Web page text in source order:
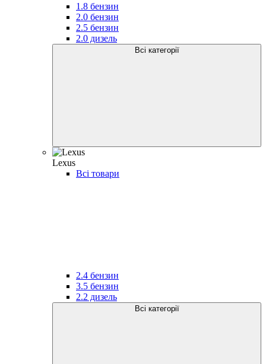
1.8 бензин
2.0 бензин
2.5 бензин
2.0 дизель
Всі категорії
Lexus
Всі товари
2.4 бензин
3.5 бензин
2.2 дизель
Всі категорії